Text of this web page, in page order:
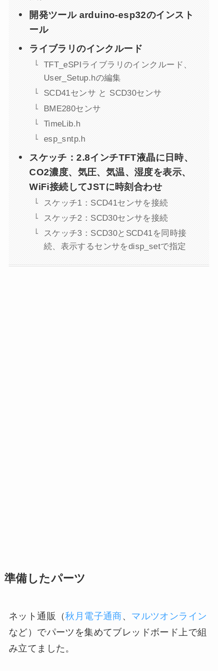
開発ツール arduino-esp32のインスト
ール
ライブラリのインクルード
TFT_eSPIライブラリのインクルード、
User_Setup.hの編集
SCD41センサ と SCD30センサ
BME280センサ
TimeLib.h
esp_sntp.h
スケッチ：2.8インチTFT液晶に日時、
CO2濃度、気圧、気温、湿度を表示、
WiFi接続してJSTに時刻合わせ
スケッチ1：SCD41センサを接続
スケッチ2：SCD30センサを接続
スケッチ3：SCD30とSCD41を同時接
続、表示するセンサをdisp_setで指定
準備したパーツ
ネット通販（秋月電子通商、 マルツオンライン
など）でパーツを集めてブレッドボード上で組
み立てました。